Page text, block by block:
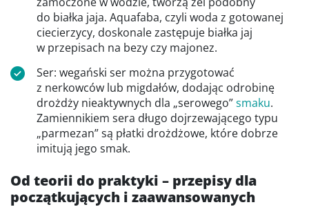
do białka jaja. Aquafaba, czyli woda z gotowanej
ciecierzycy, doskonale zastępuje białka jaj
w przepisach na bezy czy majonez.
Ser: wegański ser można przygotować
z nerkowców lub migdałów, dodając odrobinę
drożdży nieaktywnych dla „serowego”smaku.
Zamiennikiem sera długo dojrzewającego typu
„parmezan” są płatki drożdżowe, które dobrze
imitują jego smak.
Od teorii do praktyki – przepisy dla
początkujących i zaawansowanych